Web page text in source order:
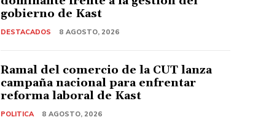
gobierno de Kast
DESTACADOS 8 AGOSTO, 2026
Ramal del comercio de la CUT lanza
campaña nacional para enfrentar
reforma laboral de Kast
POLITICA 8 AGOSTO, 2026